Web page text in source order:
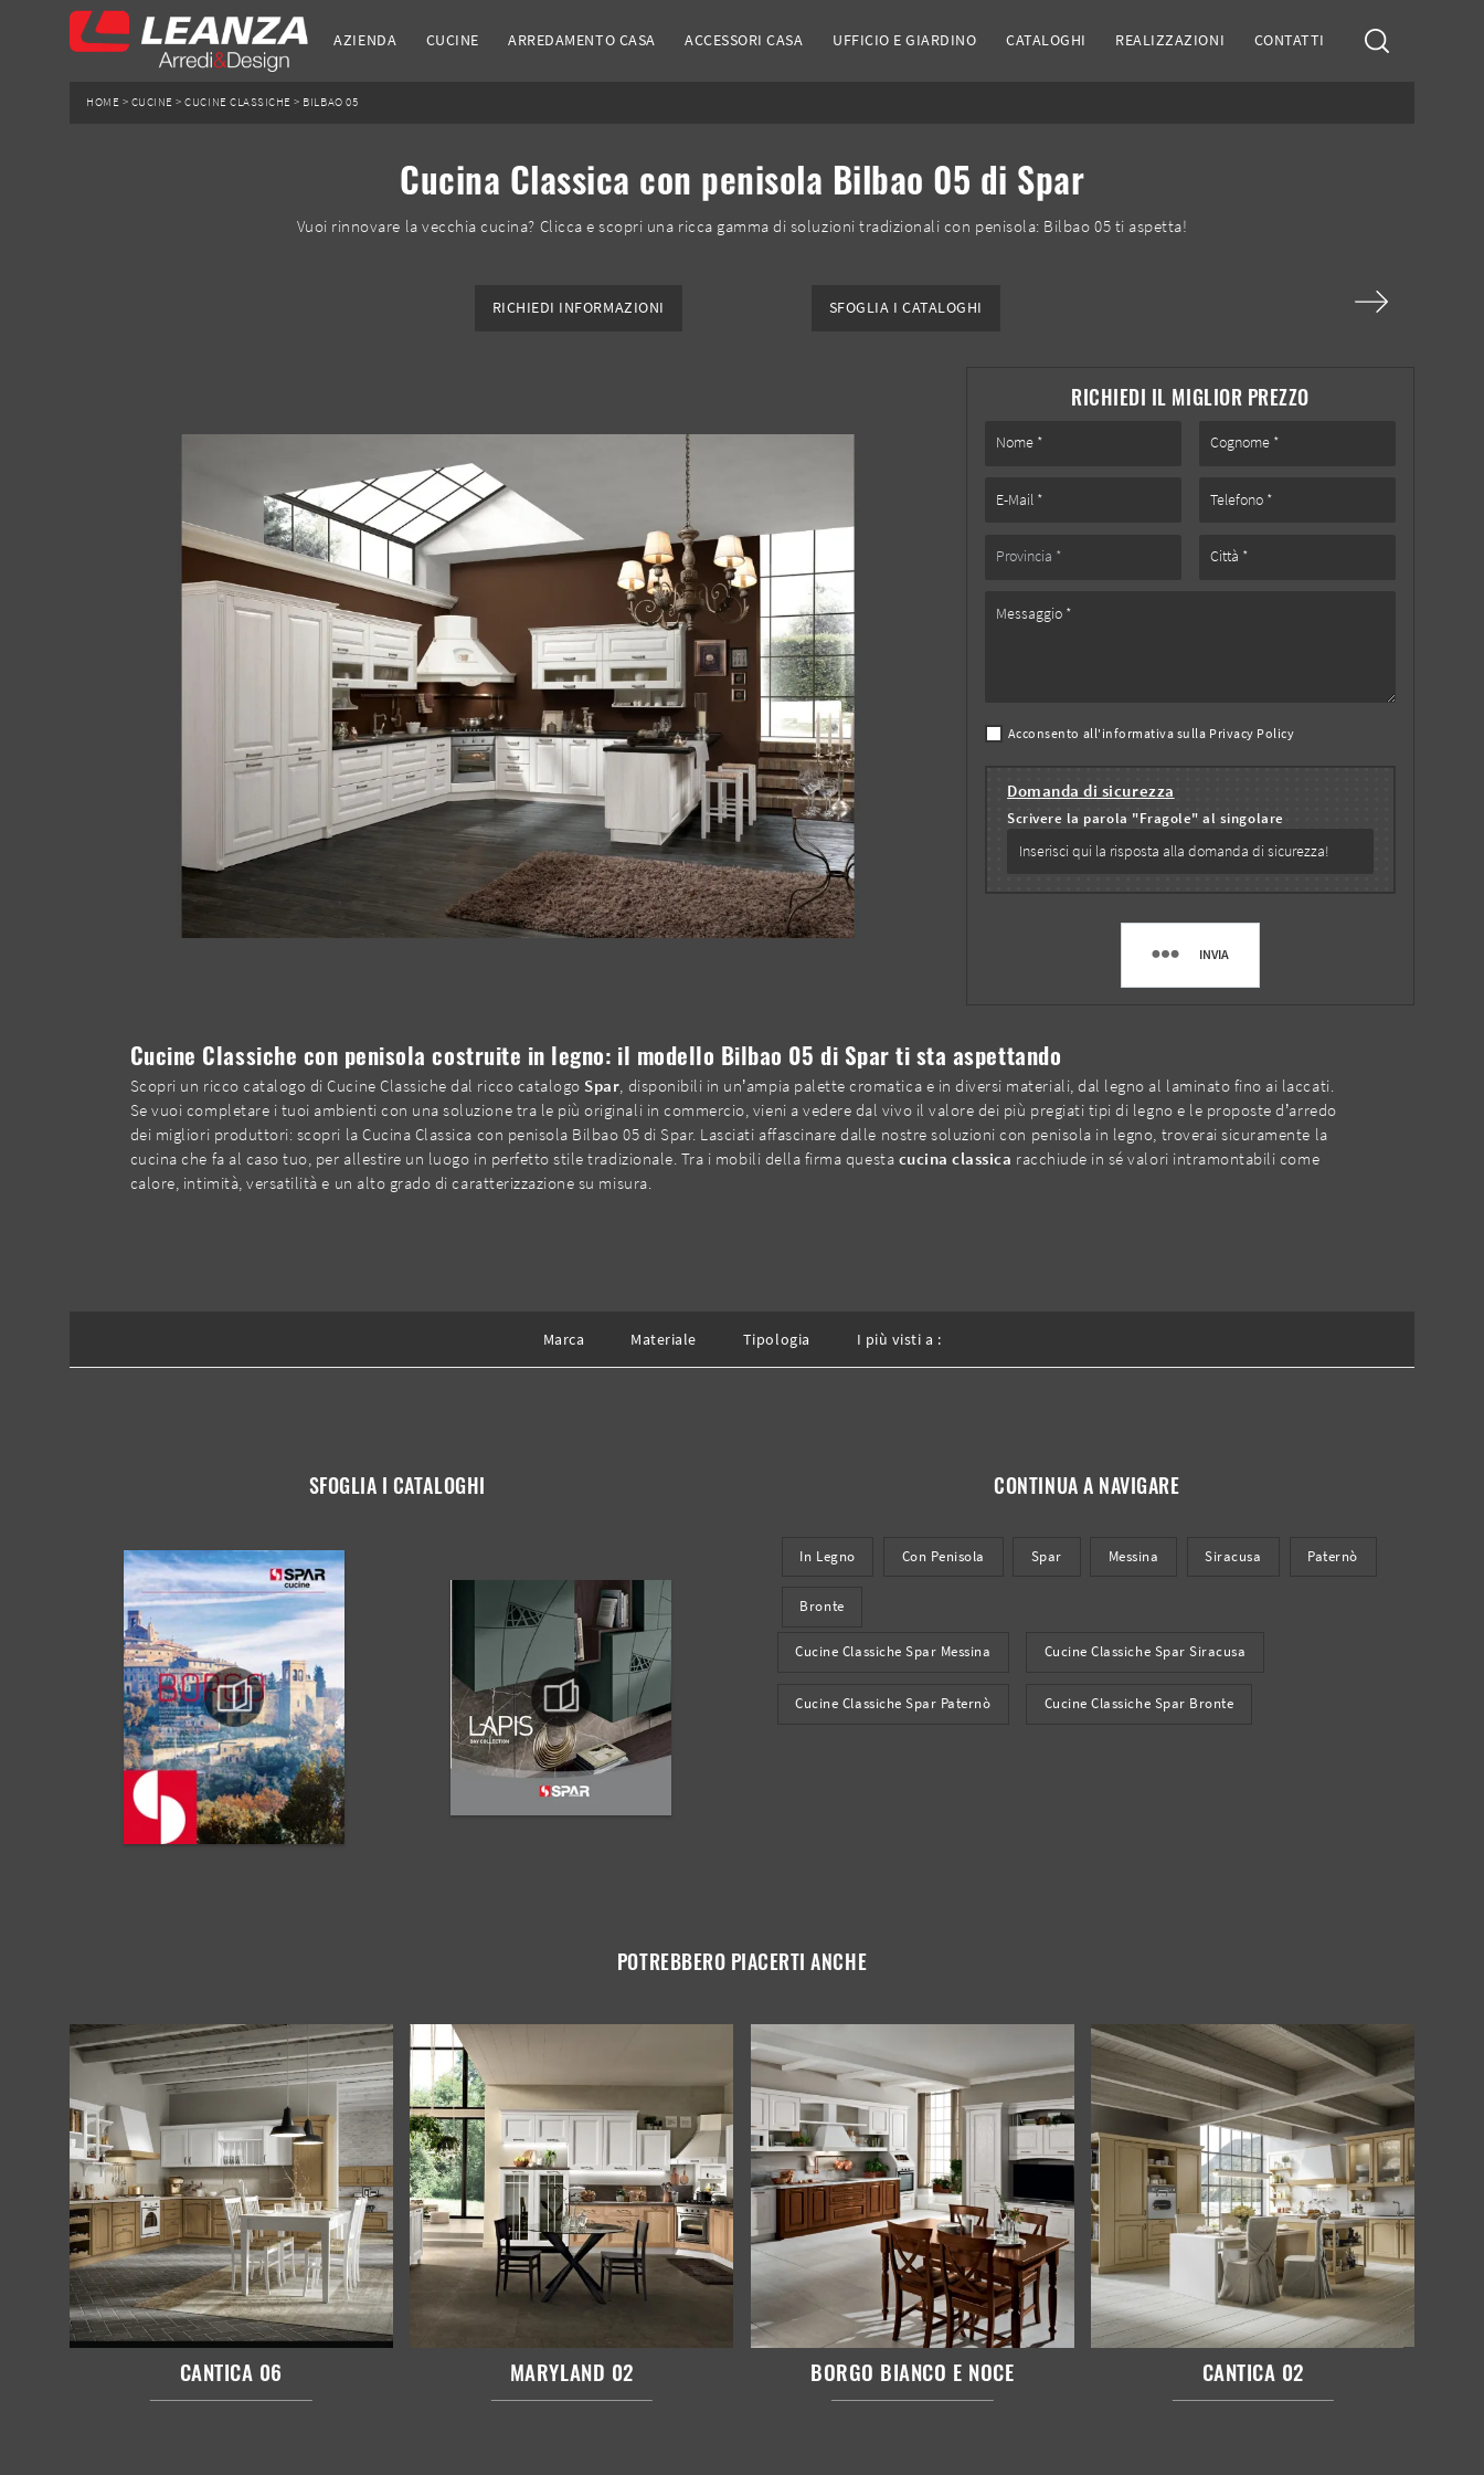
AZIENDA CUCINE ARREDAMENTO CASA ACCESSORI CASA UFFICIO E GIARDINO CATALOGHI REALIZZAZIONI CONTATTI
HOME > CUCINE >CUCINE CLASSICHE > BILBAO 05
Cucina Classica con penisola Bilbao 05 di Spar
Vuoi rinnovare la vecchia cucina? Clicca e scopri una ricca gamma di soluzioni tradizionali con penisola: Bilbao 05 ti aspetta!
RICHIEDI INFORMAZIONI SFOGLIA I CATALOGHI
RICHIEDI IL MIGLIOR PREZZO
Acconsento all'informativa sulla Privacy Policy
Domanda di sicurezza
Scrivere la parola "Fragole" al singolare
INVIA
Cucine Classiche con penisola costruite in legno: il modello Bilbao 05 di Spar ti sta aspettando
Scopri un ricco catalogo di Cucine Classiche dal ricco catalogo Spar, disponibili in un’ampia palette cromatica e in diversi materiali, dal legno al laminato fino ai laccati.
Se vuoi completare i tuoi ambienti con una soluzione tra le più originali in commercio, vieni a vedere dal vivo il valore dei più pregiati tipi di legno e le proposte d’arredo
dei migliori produttori: scopri la Cucina Classica con penisola Bilbao 05 di Spar. Lasciati affascinare dalle nostre soluzioni con penisola in legno, troverai sicuramente la
cucina che fa al caso tuo, per allestire un luogo in perfetto stile tradizionale. Tra i mobili della firma questa cucina classica racchiude in sé valori intramontabili come
calore, intimità, versatilità e un alto grado di caratterizzazione su misura.
Marca Materiale Tipologia I più visti a :
SFOGLIA I CATALOGHI CONTINUA A NAVIGARE
In Legno Con Penisola Spar Messina Siracusa Paternò
Bronte
Cucine Classiche Spar Messina Cucine Classiche Spar Siracusa
Cucine Classiche Spar Paternò Cucine Classiche Spar Bronte
POTREBBERO PIACERTI ANCHE
CANTICA 06 MARYLAND 02 BORGO BIANCO E NOCE CANTICA 02